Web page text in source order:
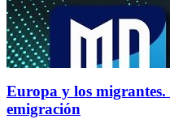
Europa y los
emigración